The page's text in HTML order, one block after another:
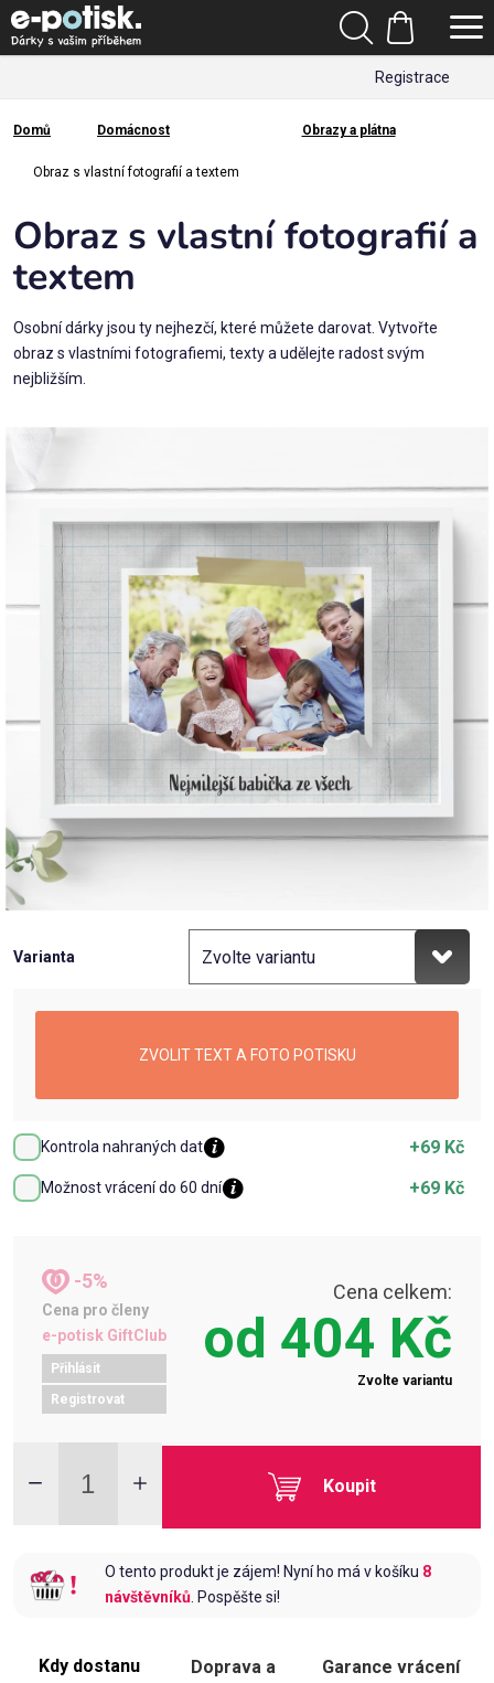
Přejít
na
obsah
Registrace
Hledat
Nákupní
košík
Kategorie
Dárek
pro
Rodina
/
Láska
sport
Příležitosti
Domácnost
Kolekce
Přihlášení
Domů
Domů Domácnost Obrazy a plátna
Obraz s vlastní fotografií a textem
Varianta
ZVOLIT TEXT A FOTO POTISKU
Kontrola nahraných dat +69 Kč
Možnost vrácení do 60 dní +69 Kč
-5%
Cena pro členy
e-potisk GiftClub
Přihlásit
Registrovat
Cena celkem:
od 404 Kč
Zvolte variantu
Koupit
O tento produkt je zájem! Nyní ho má v košíku 8
návštěvníků. Pospěšte si!
Kdy dostanu
Doprava a
Garance vrácení
Obraz s vlastní fotografií a
textem
Osobní dárky jsou ty nejhezčí, které můžete darovat. Vytvořte
obraz s vlastními fotografiemi, texty a udělejte radost svým
nejbližším.